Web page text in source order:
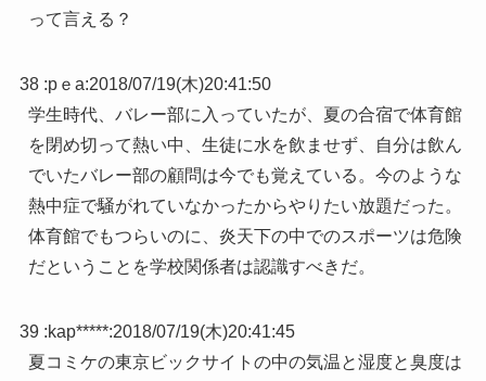
って言える？
38 :pｅa:2018/07/19(木)20:41:50
学生時代、バレー部に入っていたが、夏の合宿で体育館
を閉め切って熱い中、生徒に水を飲ませず、自分は飲ん
でいたバレー部の顧問は今でも覚えている。今のような
熱中症で騒がれていなかったからやりたい放題だった。
体育館でもつらいのに、炎天下の中でのスポーツは危険
だということを学校関係者は認識すべきだ。
39 :kap*****:2018/07/19(木)20:41:45
夏コミケの東京ビックサイトの中の気温と湿度と臭度は